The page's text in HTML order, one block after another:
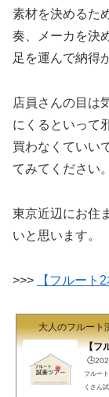
素材を決めるた
奏、メーカを決
足を運んで納得
店員さんの目は
にくるといって
買わなくていい
てみてください
東京近辺にお住
いと思います。
>>> 【フルート
大人のフルート
【フ
フルー
くさん